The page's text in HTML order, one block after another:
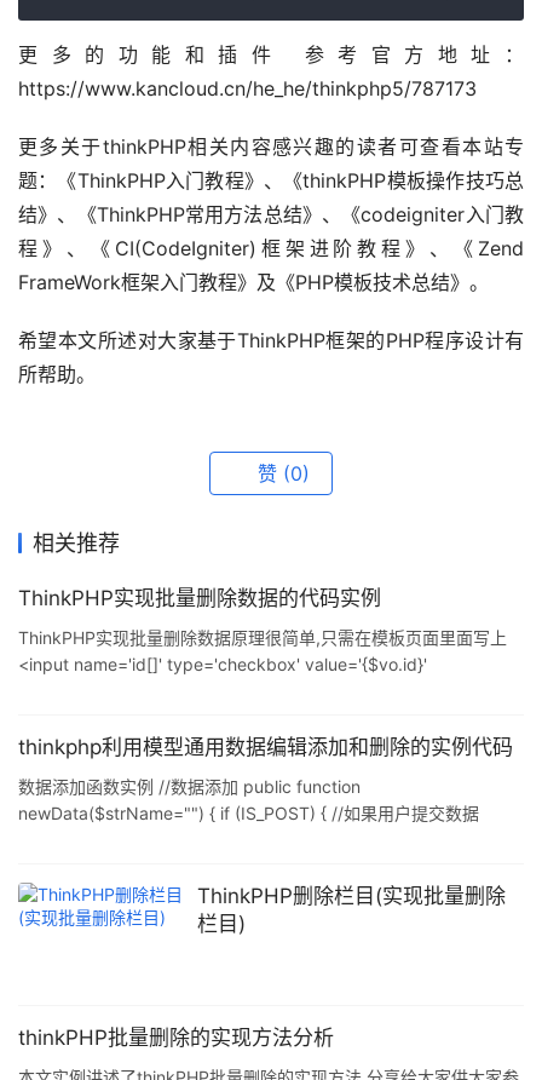
更多的功能和插件 参考官方地址：
https://www.kancloud.cn/he_he/thinkphp5/787173
更多关于thinkPHP相关内容感兴趣的读者可查看本站专
题：《ThinkPHP入门教程》、《thinkPHP模板操作技巧总
结》、《ThinkPHP常用方法总结》、《codeigniter入门教
程》、《CI(CodeIgniter)框架进阶教程》、《Zend
FrameWork框架入门教程》及《PHP模板技术总结》。
希望本文所述对大家基于ThinkPHP框架的PHP程序设计有
所帮助。
赞 (0)
相关推荐
ThinkPHP实现批量删除数据的代码实例
ThinkPHP实现批量删除数据原理很简单,只需在模板页面里面写上
<input name='id[]' type='checkbox' value='{$vo.id}'
//dump($_GET['id']); //$name = strtolower($_GET['_URL_'][0]); //
thinkphp利用模型通用数据编辑添加和删除的实例代码
数据添加函数实例 //数据添加 public function
newData($strName="") { if (IS_POST) { //如果用户提交数据
{$model->getError()}", &qThinkPHP删除栏目(实现批量删除
栏目)
thinkPHP批量删除的实现方法分析